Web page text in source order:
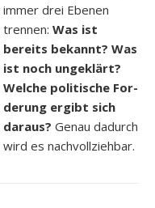
immer drei Ebe­nen
tren­nen: Was ist
bereits bekannt? Was
ist noch unge­klärt?
Wel­che poli­ti­sche For­
de­rung ergibt sich
dar­aus? Genau dadurch
wird es nach­voll­zieh­bar.